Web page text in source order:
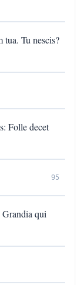
tua. Tu nescis?
Folle decet
95
qui